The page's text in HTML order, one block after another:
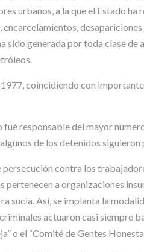
urbanos, a la que el Estado
sido generada por toda clase
coincidiendo con
responsable del mayor
de los detenidos siguieron
contra los
a organizaciones
Así, se implanta la
actuaron casi siempre
o el “Comité de Gentes